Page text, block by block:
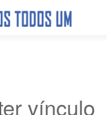
vínculo